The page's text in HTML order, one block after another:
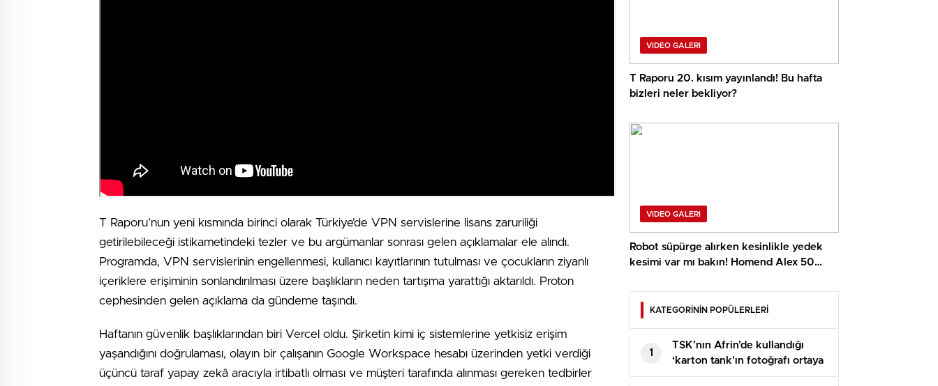
T Raporu’nun yeni kısmında birinci olarak Türkiye’de VPN servislerine lisans zaruriliği
getirilebileceği istikametindeki tezler ve bu argümanlar sonrası gelen açıklamalar ele alındı.
Programda, VPN servislerinin engellenmesi, kullanıcı kayıtlarının tutulması ve çocukların ziyanlı
içeriklere erişiminin sonlandırılması üzere başlıkların neden tartışma yarattığı aktarıldı. Proton
cephesinden gelen açıklama da gündeme taşındı.
Haftanın güvenlik başlıklarından biri Vercel oldu. Şirketin kimi iç sistemlerine yetkisiz erişim
yaşandığını doğrulaması, olayın bir çalışanın Google Workspace hesabı üzerinden yetki verdiği
üçüncü taraf yapay zekâ aracıyla irtibatlı olması ve müşteri tarafında alınması gereken tedbirler
VIDEO GALERI
T Raporu 20. kısım yayınlandı! Bu hafta
bizleri neler bekliyor?
VIDEO GALERI
Robot süpürge alırken kesinlikle yedek
kesimi var mı bakın! Homend Alex 50
KATEGORİNİN POPÜLERLERİ
1
TSK’nın Afrin’de kullandığı
‘karton tank’ın fotoğrafı ortaya
çıktı